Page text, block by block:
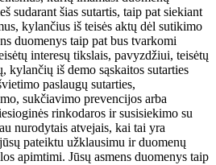
sudarant šias sutartis, taip pat siekiant
kylančius iš teisės aktų dėl sutikimo
duomenys taip pat bus tvarkomi
interesų tikslais, pavyzdžiui, teisėtų
kylančių iš demo sąskaitos sutarties
paslaugų sutarties,
sukčiavimo prevencijos arba
rinkodaros ir susisiekimo su
nurodytais atvejais, kai tai yra
pateiktu užklausimu ir duomenų
apimtimi. Jūsų asmens duomenys taip